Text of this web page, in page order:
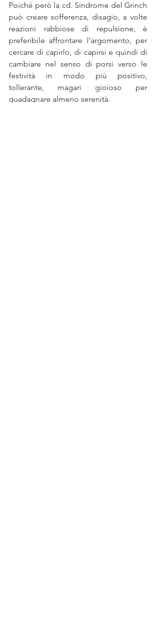
Poiché però la cd. Sindrome del Grinch
può creare sofferenza, disagio, a volte
reazioni rabbiose di repulsione, è
preferibile affrontare l'argomento, per
cercare di capirlo, di capirsi e quindi di
cambiare nel senso di porsi verso le
festività in modo più positivo,
tollerante, magari gioioso per
guadagnare almeno serenità.